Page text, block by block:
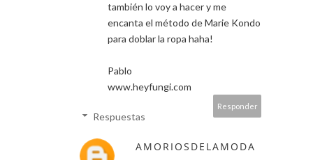
también lo voy a hacer y me
encanta el método de Marie Kondo
para doblar la ropa haha!
Pablo
www.heyfungi.com
Responder
Respuestas
AMORIOSDELAMODA